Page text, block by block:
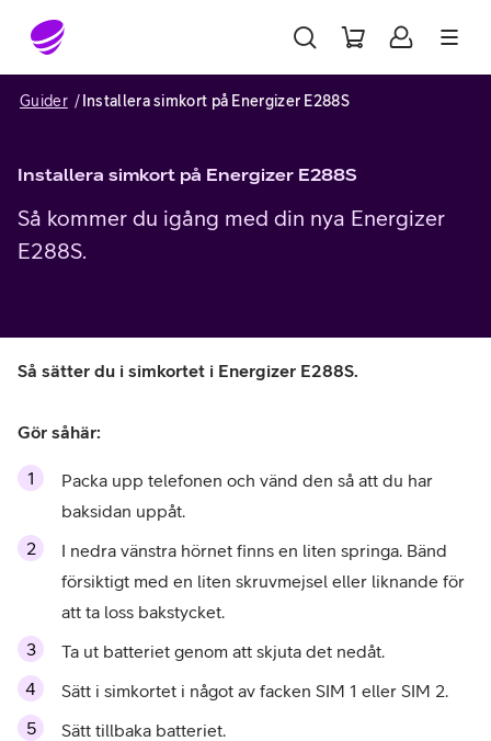
Gå till sidans innehåll
Guider Installera simkort på Energizer E288S
Installera simkort på Energizer E288S
Så kommer du igång med din nya Energizer
E288S.
Så sätter du i simkortet i Energizer E288S.
Gör såhär:
Packa upp telefonen och vänd den så att du har
baksidan uppåt.
I nedra vänstra hörnet finns en liten springa. Bänd
försiktigt med en liten skruvmejsel eller liknande för
att ta loss bakstycket.
Ta ut batteriet genom att skjuta det nedåt.
Sätt i simkortet i något av facken SIM 1 eller SIM 2.
Sätt tillbaka batteriet.